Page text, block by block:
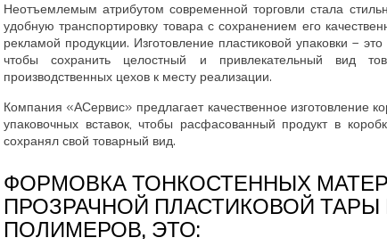
Неотъемлемым атрибутом современной торговли стала
удобную транспортировку товара с сохранением его
рекламой продукции. Изготовление пластиковой упаковки –
чтобы сохранить целостный и привлекательный вид
производственных цехов к месту реализации.
Компания «АСервис» предлагает качественное изготовление
упаковочных вставок, чтобы расфасованный продукт в
сохранял свой товарный вид.
ФОРМОВКА ТОНКОСТЕННЫХ
ПРОЗРАЧНОЙ ПЛАСТИКОВОЙ
ПОЛИМЕРОВ, ЭТО: